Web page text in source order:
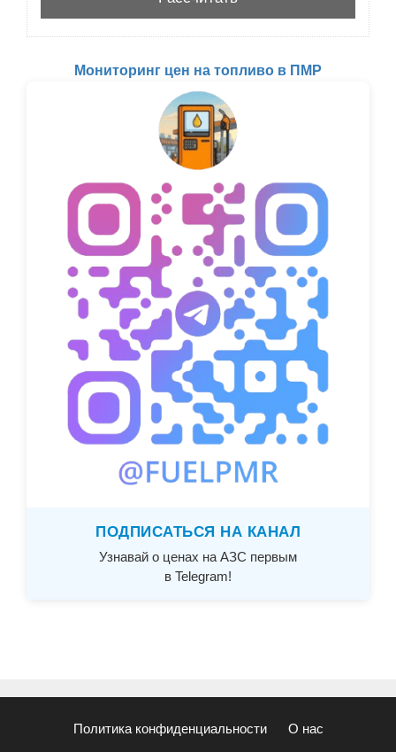
Мониторинг цен на топливо в ПМР
ПОДПИСАТЬСЯ НА КАНАЛ
Узнавай о ценах на АЗС первым
в Telegram!
Политика конфиденциальности О нас